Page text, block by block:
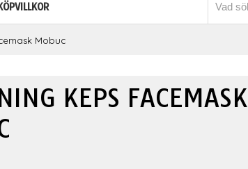
Mobuc
KEPS FACEMASK